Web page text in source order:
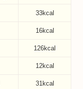
33kcal
16kcal
126kcal
12kcal
31kcal